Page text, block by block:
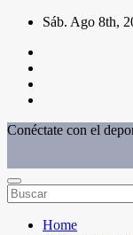
Saltar
contenido
Sáb. Ago 8th,
Conéctate con el
Home